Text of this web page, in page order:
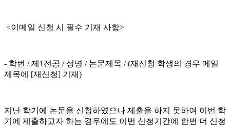
<이메일 신청 시 필수 기재 사항>
- 학번 / 제1전공 / 성명 / 논문제목 / (재신청 학생의 경우 메일
제목에 [재신청] 기재)
지난 학기에 논문을 신청하였으나 제출을 하지 못하여 이번 학
기에 제출하고자 하는 경우에도 이번 신청기간에 한번 더 신청